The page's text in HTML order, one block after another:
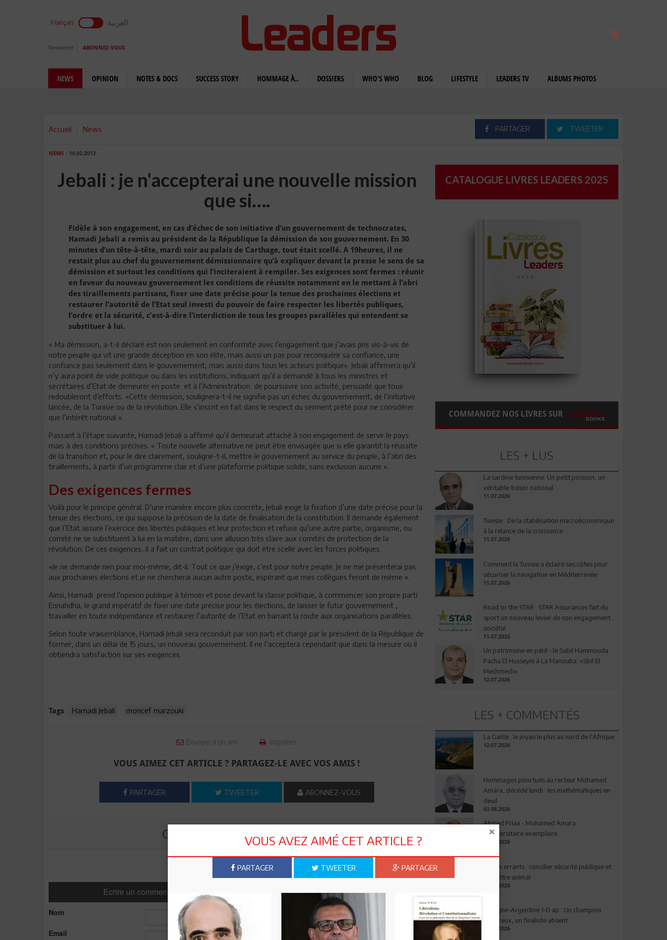
Français العربية
Newsletter ABONNEZ-VOUS
NEWS OPINION NOTES & DOCS SUCCESS STORY HOMMAGE À.. DOSSIERS WHO'S WHO BLOG LIFESTYLE LEADERS TV ALBUMS PHOTOS
Accueil News PARTAGER TWEETER
NEWS - 19.02.2013
Jebali : je n'accepterai une nouvelle mission
que si….
Fidèle à son engagement, en cas d’échec de son initiative d’un gouvernement de technocrates,
Hamadi Jebali a remis au président de la République la démission de son gouvernement. En 30
minutes d’un tête-à-tête, mardi soir au palais de Carthage, tout était scellé. A 19heures, il ne
restait plus au chef du gouvernement démissionnaire qu’à expliquer devant la presse le sens de sa
démission et surtout les conditions qui l’inciteraient à rempiler. Ses exigences sont fermes : réunir
en faveur du nouveau gouvernement les conditions de réussite notamment en le mettant à l’abri
des tiraillements partisans, fixer une date précise pour la tenue des prochaines élections et
restaurer l’autorité de l’Etat seul investi du pouvoir de faire respecter les libertés publiques,
l’ordre et la sécurité, c'est-à-dire l’interdiction de tous les groupes parallèles qui entendent se
substituer à lui.
« Ma démission, a-t-il déclaré est non seulement en conformité avec l’engagement que j’avais pris vis-à-vis de
notre peuple qui vit une grande déception en son élite, mais aussi un pas pour reconquérir sa confiance, une
confiance pas seulement dans le gouvernement, mais aussi dans tous les acteurs politique». Jebali affirmera qu’il
n’y aura point de vide politique ou dans les institutions, indiquant qu’il a demandé à tous les ministres et
secrétaires d’Etat de demeurer en poste et à l’Administration de poursuivre son activité, persuadé que tous
redoubleront d’efforts. «Cette démission, soulignera-t-il ne signifie pas un échec du gouvernement, de l’initiative
lancée, de la Tunisie ou de la révolution. Elle s’inscrit en fait dans le respect du serment prêté pour ne considérer
que l’intérêt national ».
Passant à l’étape suivante, Hamadi Jebali a affirmé qu’il demeurait attaché à son engagement de servir le pays
mais à des conditions précises. « Toute nouvelle alternative ne peut être envisagée que si elle garantit la réussite
de la transition et, pour le dire clairement, souligne-t-il, mettre le gouvernement au service du peuple, à l’abri des
tiraillements, à partir d’un programme clair et d’une plateforme politique solide, sans exclusion aucune ».
Des exigences fermes
Voilà pour le principe général. D’une manière encore plus concrète, Jebali exige la fixation d’une date précise pour la
tenue des élections, ce qui suppose la précision de la date de finalisation de la constitution. Il demande également
que l’Etat assure l’exercice des libertés publiques et leur protection et refuse qu’une autre partie, organisme, ou
comité ne se substituent à lui en la matière, dans une allusion très claire aux comités de protection de la
révolution. De ces exigences, il a fait un contrat politique qui doit être scellé avec les forces politiques.
«Je ne demande rien pour moi-même, dit-il. Tout ce que j’exige, c’est pour notre peuple. Je ne me présenterai pas
aux prochaines élections et je ne chercherai aucun autre poste, espérant que mes collègues feront de même ».
Ainsi, Hamadi prend l’opinion publique à témoin et pose devant la classe politique, à commencer son propre parti
Ennahdha, le grand impératif de fixer une date précise pour les élections, de laisser le futur gouvernement ,
travailler en toute indépendance et restaurer l’autorité de l’Etat en barrant la route aux organisations parallèles.
Selon toute vraisemblance, Hamadi Jebali sera reconduit par son parti et chargé par le président de la République de
former, dans un délai de 15 jours, un nouveau gouvernement. Il ne l’acceptera cependant que dans la mesure où il
obtiendra satisfaction sur ses exigences.
Tags : Hamadi Jebali moncef marzouki
Envoyer à un ami Imprimer
VOUS AIMEZ CET ARTICLE ? PARTAGEZ-LE AVEC VOS AMIS !
PARTAGER TWEETER ABONNEZ-VOUS
COMMENTER CET ARTICLE
4 Commentaires
Ecrire un commentaire Commenter
Nom
Email
CATALOGUE LIVRES LEADERS 2025
COMMANDEZ NOS LIVRES SUR
LES + LUS
La sardine tunisienne: Un petit poisson, un
véritable trésor national
11.07.2026
Tunisie : De la stabilisation macroéconomique
à la relance de la croissance
11.07.2026
Comment la Tunisie a éclairé ses côtes pour
sécuriser la navigation en Méditerranée
11.07.2026
Road to the STAR : STAR Assurances fait du
sport un nouveau levier de son engagement
sociétal
11.07.2026
Un patrimoine en péril - le Sabil Hammouda
Pacha El Husseyni à La Manouba: «Sbil El
Mechmech»
12.07.2026
LES + COMMENTÉS
La Galite : le joyau le plus au nord de l'Afrique
12.07.2026
Hommages ponctués au recteur Mohamed
Amara, décédé lundi : les mathématiques en
deuil
03.08.2026
Ahmed Friaa - Mohamed Amara:
l’Universitaire exemplaire
04.08.2026
Chiens errants : concilier sécurité publique et
bien-être animal
17.07.2026
Espagne-Argentine 1-0 ap : Un champion
valeureux, un finaliste absent
19.07.2026
VOUS AVEZ AIMÉ CET ARTICLE ?
PARTAGER TWEETER PARTAGER